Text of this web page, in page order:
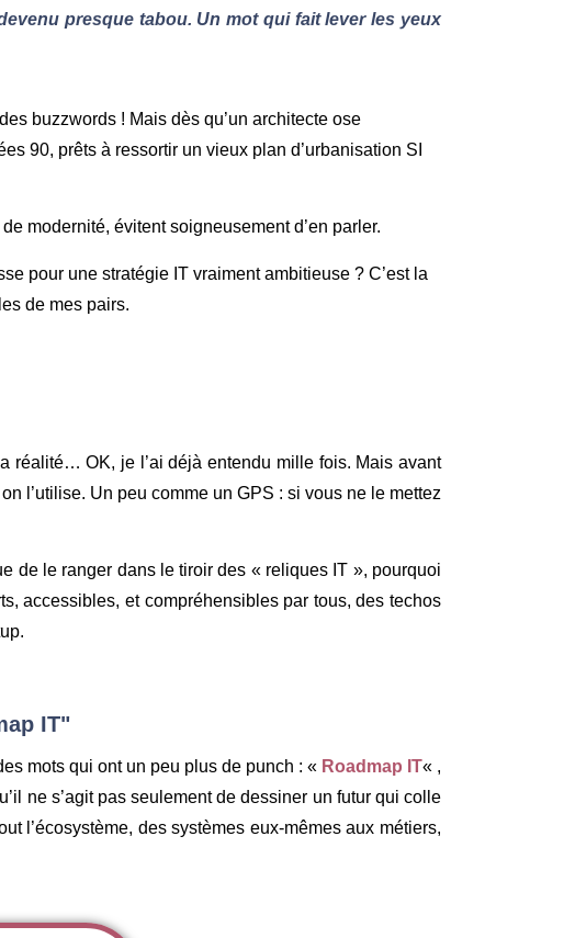
presque tabou. Un mot qui fait lever les yeux
buzzwords ! Mais dès qu’un architecte ose
90, prêts à ressortir un vieux plan d’urbanisation SI
modernité, évitent soigneusement d’en parler.
pour une stratégie IT vraiment ambitieuse ? C’est la
de mes pairs.
réalité… OK, je l’ai déjà entendu mille fois. Mais avant
l’utilise. Un peu comme un GPS : si vous ne le mettez
de le ranger dans le tiroir des « reliques IT », pourquoi
accessibles, et compréhensibles par tous, des techos
IT"
mots qui ont un peu plus de punch : « Roadmap IT« ,
ne s’agit pas seulement de dessiner un futur qui colle
l’écosystème, des systèmes eux-mêmes aux métiers,